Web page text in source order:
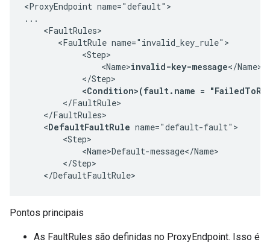
<ProxyEndpoint name="default">
...
    <FaultRules>
       <FaultRule name="invalid_key_rule">
            <Step>
                <Name>
invalid-key-message</Name>
            </Step>
<Condition>(fault.name =
        </FaultRule>
    </FaultRules>
    <
DefaultFaultRule name="default-fault">
        <Step>
            <Name>Default-message</Name>
        </Step>
    </DefaultFaultRule>
Pontos principais
As FaultRules são definidas no ProxyEndpoint. Isso é